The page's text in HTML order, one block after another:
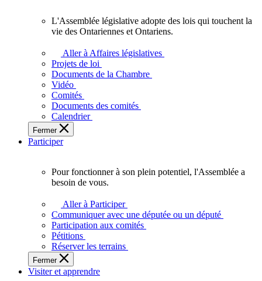
l'Ontario.
L'Assemblée
adopte
touchent
des
Ontariennes
et
L'Assemblée législative adopte des lois qui touchent la
vie des Ontariennes et Ontariens.
Aller à Affaires législatives
Projets de loi
Documents de la Chambre
Vidéo
Comités
Documents des comités
Calendrier
Fermer
Participer
plein
potentiel,
l'Assemblée
a
besoin
de
Pour fonctionner à son plein potentiel, l'Assemblée a
besoin de vous.
Aller à Participer
Communiquer avec une députée ou un député
Participation aux comités
Pétitions
Réserver les terrains
Fermer
Visiter et apprendre